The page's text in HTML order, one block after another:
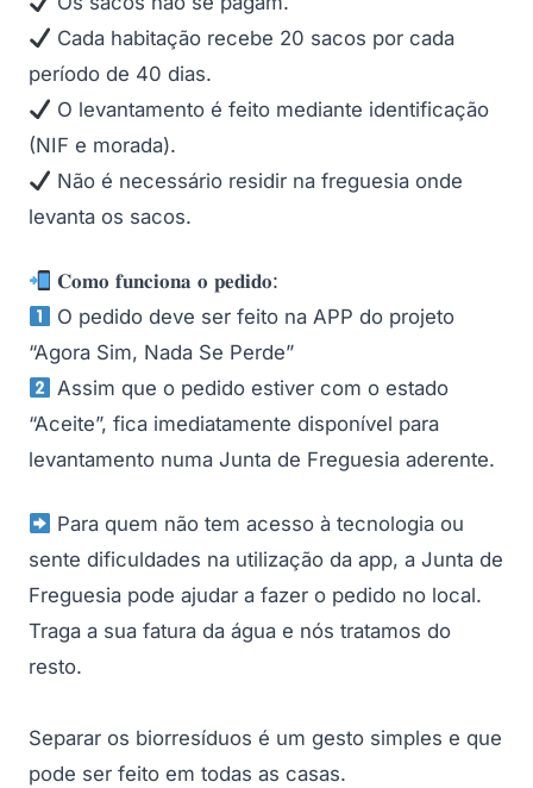
Cada habitação recebe 20 sacos por cada
período de 40 dias.
O levantamento é feito mediante identificação
(NIF e morada).
Não é necessário residir na freguesia onde
levanta os sacos.
𝐂𝐨𝐦𝐨 𝐟𝐮𝐧𝐜𝐢𝐨𝐧𝐚 𝐨 𝐩𝐞𝐝𝐢𝐝𝐨:
O pedido deve ser feito na APP do projeto
“Agora Sim, Nada Se Perde”
Assim que o pedido estiver com o estado
“Aceite”, fica imediatamente disponível para
levantamento numa Junta de Freguesia aderente.
Para quem não tem acesso à tecnologia ou
sente dificuldades na utilização da app, a Junta de
Freguesia pode ajudar a fazer o pedido no local.
Traga a sua fatura da água e nós tratamos do
resto.
Separar os biorresíduos é um gesto simples e que
pode ser feito em todas as casas.